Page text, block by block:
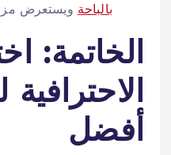
بالباحة ويستعرض
الخاتمة:
أفضل